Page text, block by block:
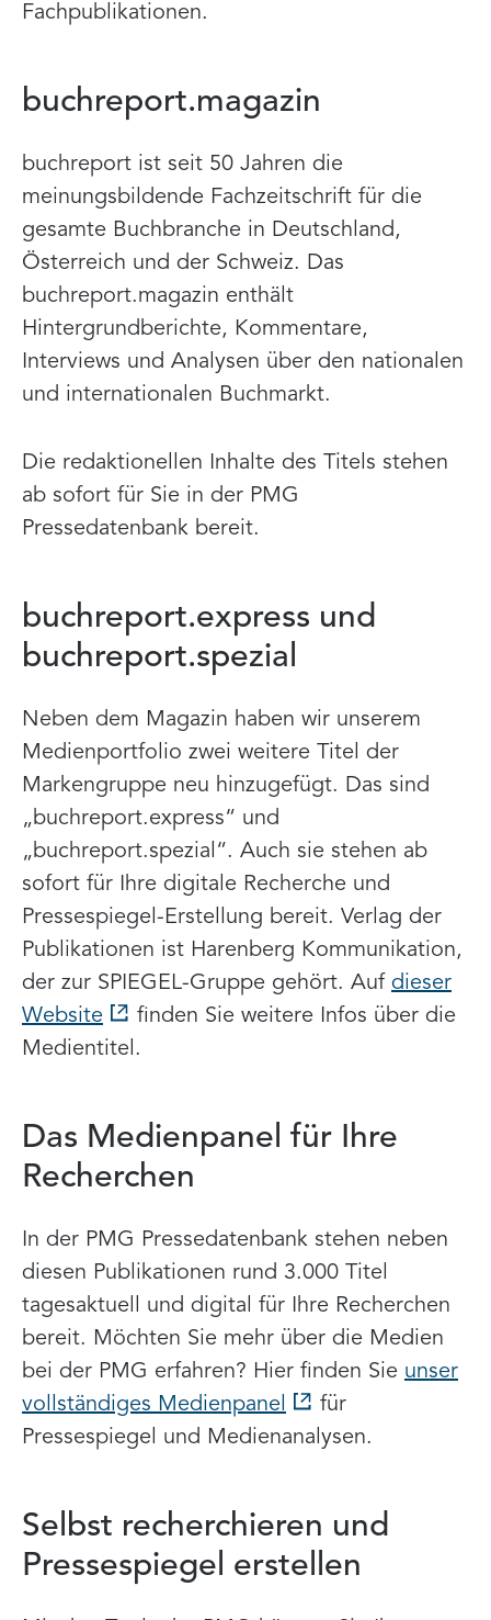
Fachpublikationen.
buchreport.magazin
buchreport ist seit 50 Jahren die
meinungsbildende Fachzeitschrift für die
gesamte Buchbranche in Deutschland,
Österreich und der Schweiz. Das
buchreport.magazin enthält
Hintergrundberichte, Kommentare,
Interviews und Analysen über den nationalen
und internationalen Buchmarkt.
Die redaktionellen Inhalte des Titels stehen
ab sofort für Sie in der PMG
Pressedatenbank bereit.
buchreport.express und
buchreport.spezial
Neben dem Magazin haben wir unserem
Medienportfolio zwei weitere Titel der
Markengruppe neu hinzugefügt. Das sind
„buchreport.express“ und
„buchreport.spezial“. Auch sie stehen ab
sofort für Ihre digitale Recherche und
Pressespiegel-Erstellung bereit. Verlag der
Publikationen ist Harenberg Kommunikation,
der zur SPIEGEL-Gruppe gehört. Auf dieser
Website
finden Sie weitere Infos über die
Medientitel.
Das Medienpanel für Ihre
Recherchen
In der PMG Pressedatenbank stehen neben
diesen Publikationen rund 3.000 Titel
tagesaktuell und digital für Ihre Recherchen
bereit. Möchten Sie mehr über die Medien
bei der PMG erfahren? Hier finden Sie unser
vollständiges Medienpanel
für
Pressespiegel und Medienanalysen.
Selbst recherchieren und
Pressespiegel erstellen